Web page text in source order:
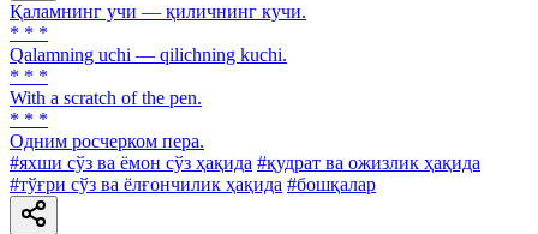
Қаламнинг учи — қиличнинг кучи.
* * *
Qalamning uchi — qilichning kuchi.
* * *
With a scratch of the pen.
* * *
Одним росчерком пера.
#яхши сўз ва ёмон сўз ҳақида #қудрат ва ожизлик ҳақида
#тўғри сўз ва ёлғончилик ҳақида #бошқалар